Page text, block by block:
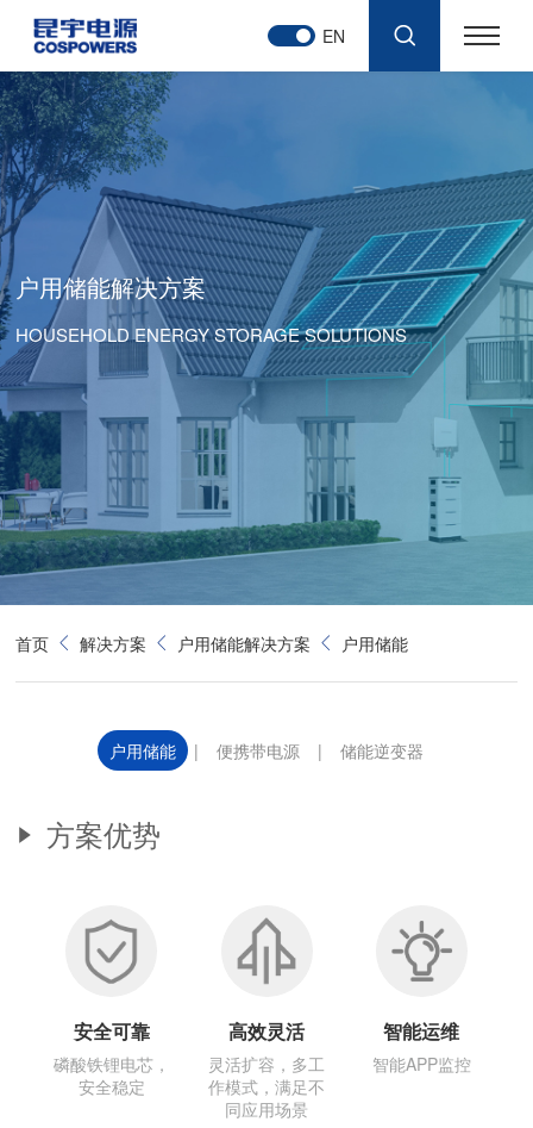
EN
户用储能解决方案
HOUSEHOLD ENERGY STORAGE SOLUTIONS
首页 解决方案 户用储能解决方案 户用储能
户用储能 | 便携带电源 | 储能逆变器
方案优势
安全可靠
磷酸铁锂电芯，
安全稳定
高效灵活
灵活扩容，多工
作模式，满足不
同应用场景
智能运维
智能APP监控